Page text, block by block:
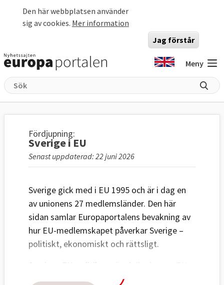
Den här webbplatsen använder
sig av cookies. Mer information
Jag förstår
Meny
Fördjupning:
Sverige i EU
Senast uppdaterad: 22 juni 2026
Sverige gick med i EU 1995 och är i dag en
av unionens 27 medlemsländer. Den här
sidan samlar Europaportalens bevakning av
hur EU-medlemskapet påverkar Sverige –
politiskt, ekonomiskt och rättsligt.
Sveriges EU-politik avgörs i riksdagens EU-
nämndoch den svenska regeringen för